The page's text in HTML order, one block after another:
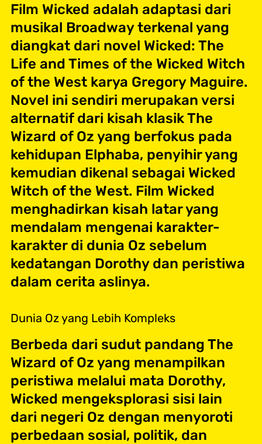
Film Wicked adalah adaptasi dari
musikal Broadway terkenal yang
diangkat dari novel Wicked: The
Life and Times of the Wicked Witch
of the West karya Gregory Maguire.
Novel ini sendiri merupakan versi
alternatif dari kisah klasik The
Wizard of Oz yang berfokus pada
kehidupan Elphaba, penyihir yang
kemudian dikenal sebagai Wicked
Witch of the West. Film Wicked
menghadirkan kisah latar yang
mendalam mengenai karakter-
karakter di dunia Oz sebelum
kedatangan Dorothy dan peristiwa
dalam cerita aslinya.
Dunia Oz yang Lebih Kompleks
Berbeda dari sudut pandang The
Wizard of Oz yang menampilkan
peristiwa melalui mata Dorothy,
Wicked mengeksplorasi sisi lain
dari negeri Oz dengan menyoroti
perbedaan sosial, politik, dan